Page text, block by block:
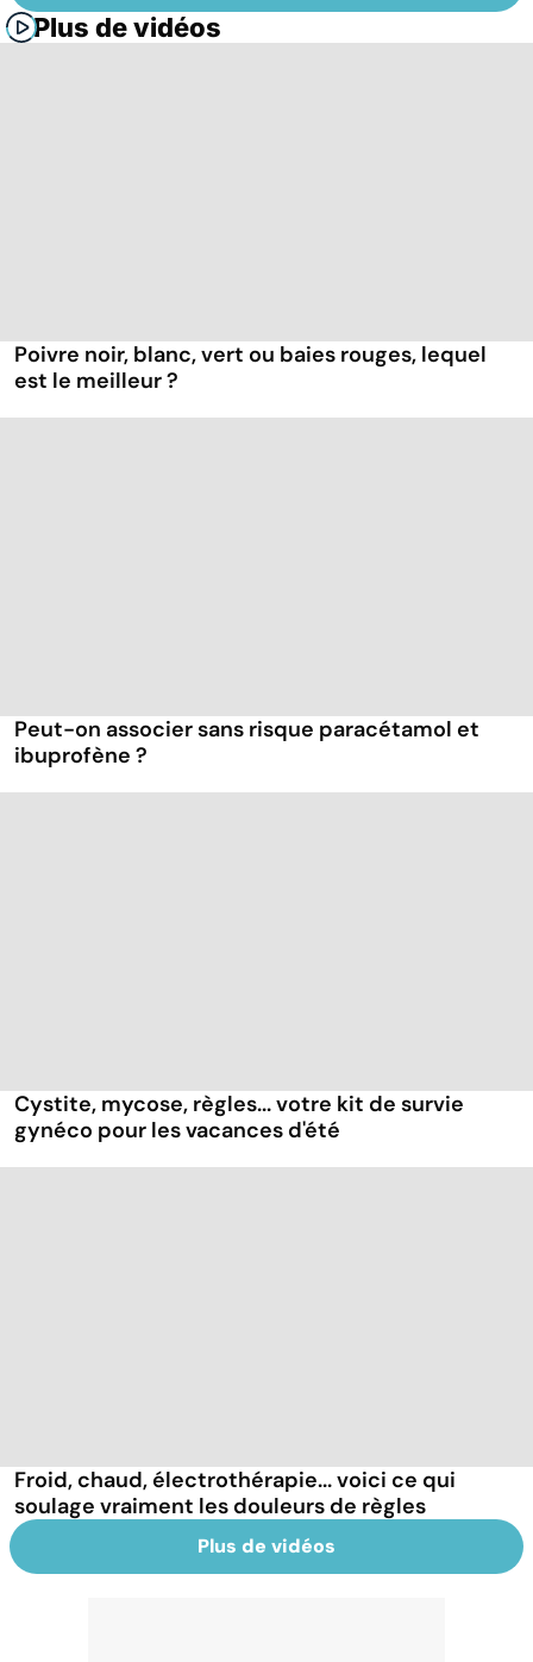
Plus de vidéos
Poivre noir, blanc, vert ou baies rouges, lequel
est le meilleur ?
Peut-on associer sans risque paracétamol et
ibuprofène ?
Cystite, mycose, règles... votre kit de survie
gynéco pour les vacances d'été
Froid, chaud, électrothérapie... voici ce qui
soulage vraiment les douleurs de règles
Plus de vidéos